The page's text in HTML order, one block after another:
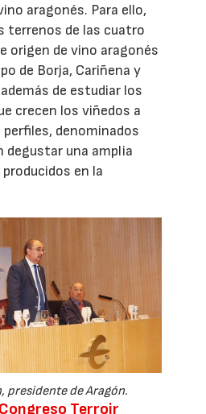
aragonés. Para ello,
terrenos de las cuatro
origen de vino aragonés
de Borja, Cariñena y
de estudiar los
crecen los viñedos a
denominados
degustar una amplia
en la
presidente de Aragón.
Terroir